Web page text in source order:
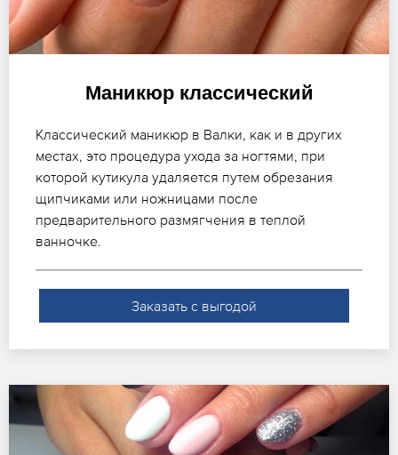
Маникюр классический
Классический маникюр в Валки, как и в других
местах, это процедура ухода за ногтями, при
которой кутикула удаляется путем обрезания
щипчиками или ножницами после
предварительного размягчения в теплой
ванночке.
Заказать с выгодой